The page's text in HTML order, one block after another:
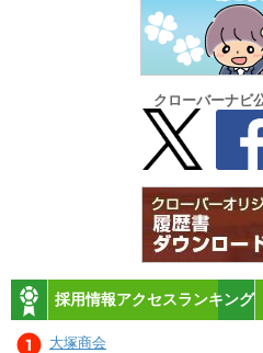
クローバーナビ
採用情報アクセスランキング
大塚商会